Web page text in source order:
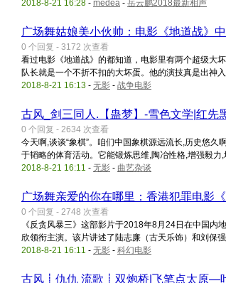
2018-8-21 16:28 - medea - 岳云鹏2018最新相声
广场舞姑娘美小伙帅：电影《地道战》
0 个回复 - 3172 次查看
看过电影《地道战》的都知道，电影里有两个超级大
队长就是一个不折不扣的大坏蛋。他的演技真是出神
2018-8-21 16:13 - 无影 - 战争电影
古风_剑三同人.【蛊梦】-雪色文学|红先
0 个回复 - 2634 次查看
今天啊,谈谈“象棋”。咱们中国象棋源远流长,历史悠
于韬略的体育活动。它能锻炼思维,陶冶性格,增强毅力
2018-8-21 16:11 - 无影 - 曲艺杂谈
广场舞亲爱的你在哪里：香港犯罪电影
0 个回复 - 2748 次查看
《反贪风暴三》这部影片于2018年8月24日在中国
欣领衔主演。该片讲述了陆志廉（古天乐饰）和刘保
2018-8-21 16:11 - 无影 - 科幻电影
古风┋仇仇 流歌┋双炮桥|飞笔点太原—